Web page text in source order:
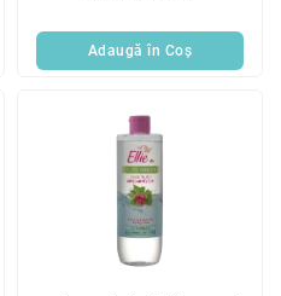
Adaugă în Coş